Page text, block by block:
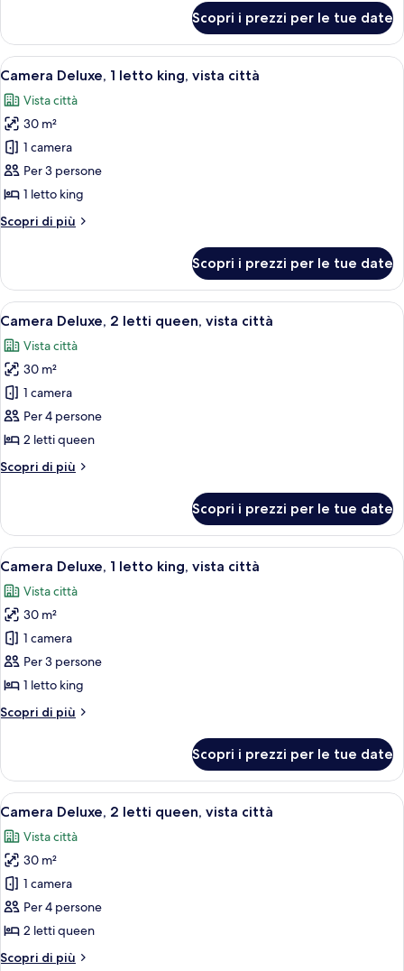
queen
Tradizionale,
letti
Scopri i prezzi per le tue date
Apri
tutte
le
foto
per
Camera
Deluxe,
letto
città
Una camera d'albergo con un letto
5
Camera Deluxe, 1 letto king, vista città
Vista città
30 m²
1 camera
Per 3 persone
1 letto king
Scopri di più
Altri
Deluxe,
letto
vista
città
Scopri i prezzi per le tue date
Apri
tutte
le
foto
per
Camera
Deluxe,
letti
città
Camera d'albergo con due letti, una
4
Camera Deluxe, 2 letti queen, vista città
Vista città
30 m²
1 camera
Per 4 persone
2 letti queen
Scopri di più
Altri
Deluxe,
letti
vista
città
Scopri i prezzi per le tue date
Apri
tutte
le
foto
per
Camera
Deluxe,
letto
città
Una camera d'albergo con un letto
5
Camera Deluxe, 1 letto king, vista città
Vista città
30 m²
1 camera
Per 3 persone
1 letto king
Scopri di più
Altri
Deluxe,
letto
vista
città
Scopri i prezzi per le tue date
Apri
tutte
le
foto
per
Camera
Deluxe,
Camera d'albergo con due letti, una
5
Camera Deluxe, 2 letti queen, vista città
Vista città
30 m²
1 camera
Per 4 persone
2 letti queen
Scopri di più
Altri